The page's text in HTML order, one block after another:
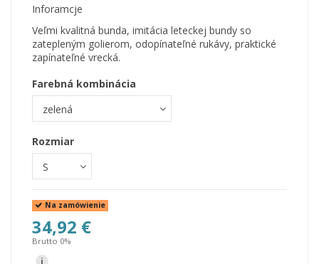
Inforamcje
Veľmi kvalitná bunda, imitácia leteckej bundy so
zatepleným golierom, odopínateľné rukávy, praktické
zapínateľné vrecká.
Farebná kombinácia
Rozmiar
Na zamówienie
34,92 €
Brutto 0%
i